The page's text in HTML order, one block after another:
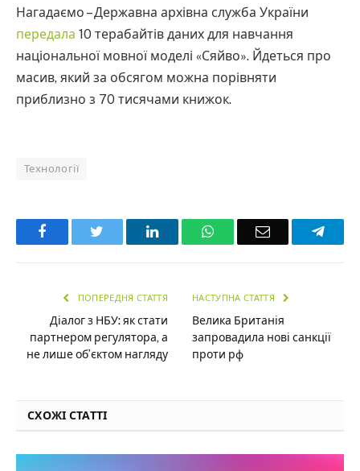
Нагадаємо – Державна архівна служба України
передала 10 терабайтів даних для навчання
національної мовної моделі «Сяйво». Йдеться про
масив, який за обсягом можна порівняти
приблизно з 70 тисячами книжок.
Технології
Facebook LinkedInWhatsAppEmail
ПОПЕРЕДНЯ СТАТТЯ
Діалог з НБУ: як стати
партнером регулятора, а
не лише об’єктом нагляду
НАСТУПНА СТАТТЯ
Велика Британія
запровадила нові санкції
проти рф
СХОЖІ СТАТТІ